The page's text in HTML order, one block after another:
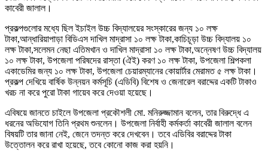
কাবেরী জালাল।
প্রকল্পগুলোর মধ্যে ছিল ইচাইল উচ্চ বিদ্যালয়ের সংস্কারের জন্য ১০ লক্ষ
টাকা,আন্ধারিয়াপাড়া বিডিএস দাখিল মাদ্রাসা ১০ লক্ষ টাকা,কাচিচূড়া উচ্চ বিদ্যালয় ১০
লক্ষ টাকা,সলেমন নেছা এতিমখান ও দাখিল মাদ্রাসা ১০ লক্ষ টাকা,অন্নেষণ উচ্চ বিদ্যালয়
১০ লক্ষ টাকা, উপজেলা পরিষদের রাস্তা (ঐই) করণ ১০ লক্ষ টাকা, উপজেলা শিল্পকলা
একাডেমির জন্য ১০ লক্ষ টাকা, উপজেলা চেয়ারম্যানের কোয়ার্টার মেরামত ৫ লক্ষ টাকা।
প্রকল্প দেখিয়ে বার্ষিক উন্নয়ন কর্মসূচি (এডিবি) বিশেষ ও জেনারেল বরাদ্দের একটি টাকাও
খরচ না করে পুরো টাকা গায়েব করে দেওয়া হয়েছে।
এবিষয়ে জানতে চাইলে উপজেলা প্রকৌশলী মো. মনিরুজ্জামান বলেন, তার বিরুদ্ধে এ
ধরনের অভিযোগ তিনি প্রথম শুনলেন। উপজেলা নির্বাহী কর্মকর্তা কাবেরী জালাল বলেন
বিষয়টি তার জানা নেই, জেনে তদন্ত করে দেখবেন। তবে এডিবির বরাদ্দের টাকা
উত্তোলন করে রাখা হয়েছে, তবে কোনো কাজ করা হয়নি।